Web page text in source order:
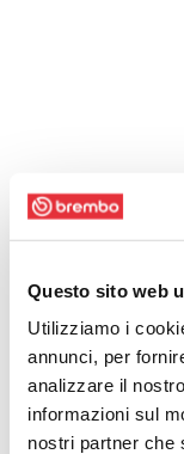
Questo sito web
Utilizziamo i
annunci, per
analizzare il
informazioni sul
nostri partner che